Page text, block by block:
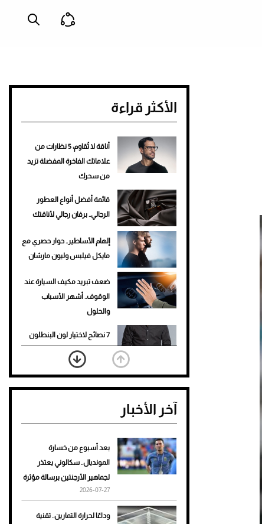
الأكثر قراءة
أناقة لا تُقاوم: 5 نظارات من
علاماتك الفاخرة المفضلة تزيد
من سحرك
قائمة أفضل أنواع العطور
الرجالي.. برفان رجالي لأناقتك
إلهام الأساطير.. حوار حصري مع
مايكل فيلبس وليون مارشان
ضعف تبريد مكيف السيارة عند
الوقوف.. أشهر الأسباب
والحلول
7 نصائح لاختيار لون البنطلون
المناسب للقميص الأسود
نرى المستقبل من خلال
تصميماتنا.. كيف حجزت 1886
تمنحك فخامة استثنائية
هوى الأبطال
أفضل تدريج للشعر الطويل
آخر الأخبار
بعد أسبوع من خسارة
المونديال.. سكالوني يعتذر
لجماهير الأرجنتين برسالة مؤثرة
2026-07-27
وداعًا لحرارة التمارين.. تقنية